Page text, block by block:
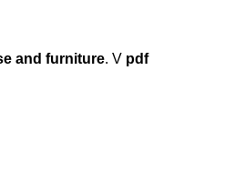
and furniture. V pdf